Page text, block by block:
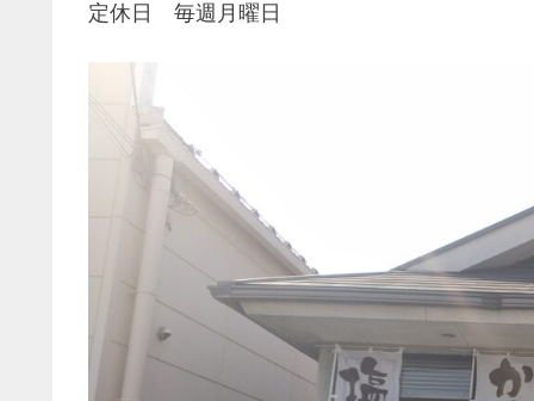
定休日 毎週月曜日